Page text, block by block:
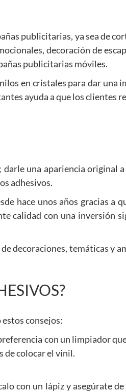
publicitarias, ya sea de
decoración de
publicitarias móviles.
en cristales para dar una
ayuda a que los clientes
una apariencia original
adhesivos.
hace unos años gracias a
calidad con una inversión
decoraciones, temáticas y
consejos:
con un limpiador
de colocar el vinil.
con un lápiz y asegúrate